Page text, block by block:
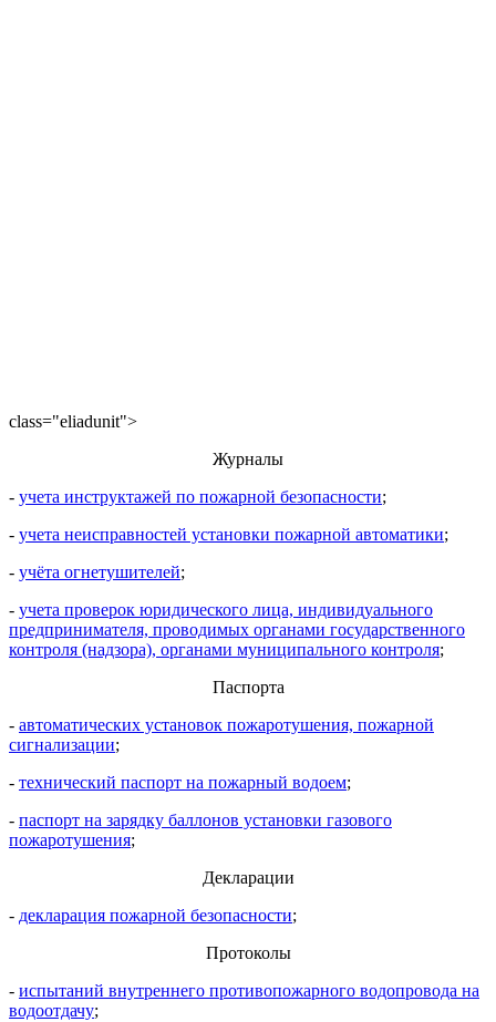
class="eliadunit">
Журналы
- учета инструктажей по пожарной безопасности;
- учета неисправностей установки пожарной автоматики;
- учёта огнетушителей;
- учета проверок юридического лица, индивидуального
предпринимателя, проводимых органами государственного
контроля (надзора), органами муниципального контроля;
Паспорта
- автоматических установок пожаротушения, пожарной
сигнализации;
- технический паспорт на пожарный водоем;
- паспорт на зарядку баллонов установки газового
пожаротушения;
Декларации
- декларация пожарной безопасности;
Протоколы
- испытаний внутреннего противопожарного водопровода на
водоотдачу;